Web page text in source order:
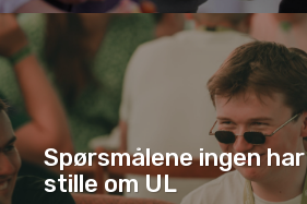
Spørsmålene ingen
stille om UL